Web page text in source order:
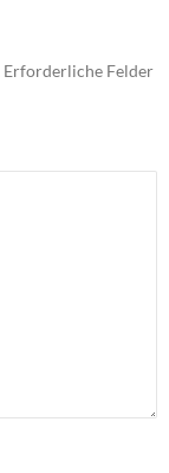
Erforderliche Felder